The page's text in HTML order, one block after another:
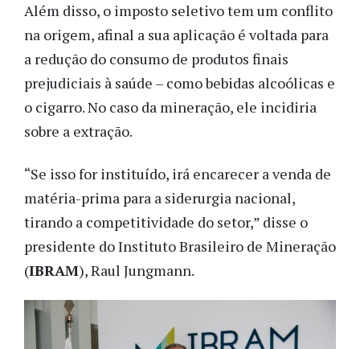
Além disso, o imposto seletivo tem um conflito
na origem, afinal a sua aplicação é voltada para
a redução do consumo de produtos finais
prejudiciais à saúde – como bebidas alcoólicas e
o cigarro. No caso da mineração, ele incidiria
sobre a extração.
“Se isso for instituído, irá encarecer a venda de
matéria-prima para a siderurgia nacional,
tirando a competitividade do setor,” disse o
presidente do Instituto Brasileiro de Mineração
(IBRAM), Raul Jungmann.